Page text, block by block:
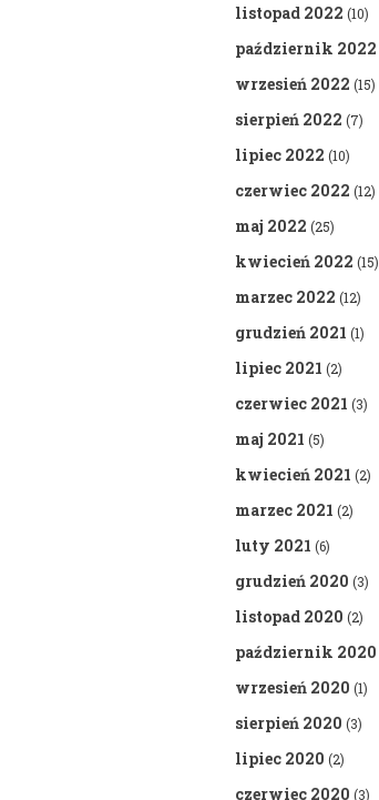
listopad 2022 (10)
październik 2022
wrzesień 2022 (15)
sierpień 2022 (7)
lipiec 2022 (10)
czerwiec 2022 (12)
maj 2022 (25)
kwiecień 2022 (15)
marzec 2022 (12)
grudzień 2021 (1)
lipiec 2021 (2)
czerwiec 2021 (3)
maj 2021 (5)
kwiecień 2021 (2)
marzec 2021 (2)
luty 2021 (6)
grudzień 2020 (3)
listopad 2020 (2)
październik 2020
wrzesień 2020 (1)
sierpień 2020 (3)
lipiec 2020 (2)
czerwiec 2020 (3)